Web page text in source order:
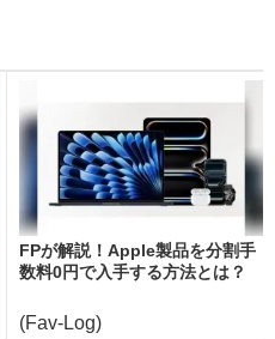
FPが解説！Apple製品を分割手
数料0円で入手する方法とは？
(Fav-Log)